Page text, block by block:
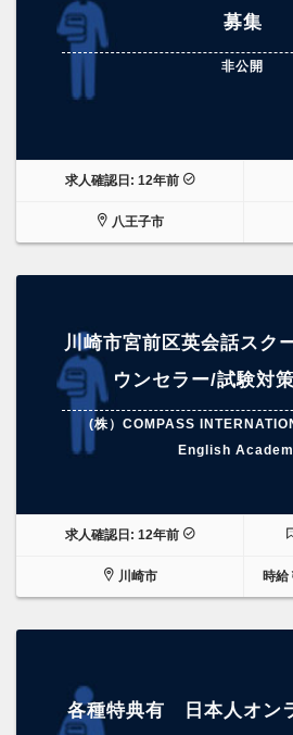
募集
非公開
求人確認日: 12年前
八王子市
川崎市宮前区英会話スク
ウンセラー/試験対
(株）COMPASS
English
求人確認日: 12年前
川崎市 時給
各種特典有 日本人オン